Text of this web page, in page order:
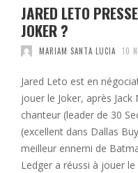
JARED LETO
JOKER ?
MARIAM SANTA LUCIA 10
Jared Leto est en
jouer le Joker, après
chanteur (leader de 30
(excellent dans Dallas
meilleur ennemi de
Ledger a réussi à jouer